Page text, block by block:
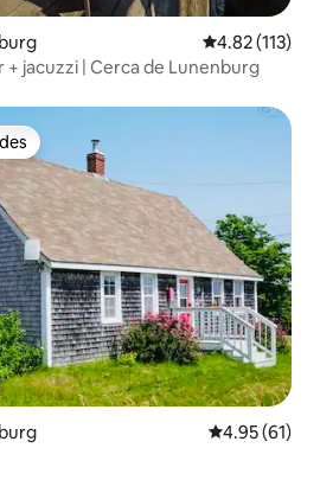
Calificación
4.82 (113)
+ jacuzzi | Cerca de Lunenburg
Calificación
4.95 (61)